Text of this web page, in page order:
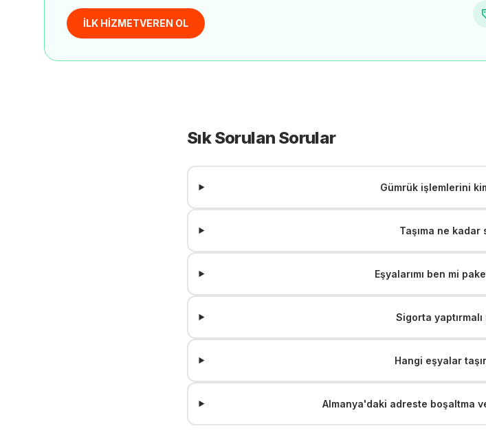
İLK HİZMETVEREN OL
Sık Sorulan Sorular
Gümrük işlemlerini
Taşıma ne kadar
Eşyalarımı ben mi
Sigorta yaptırmalı
Hangi eşyalar
Almanya'daki adreste boşaltma